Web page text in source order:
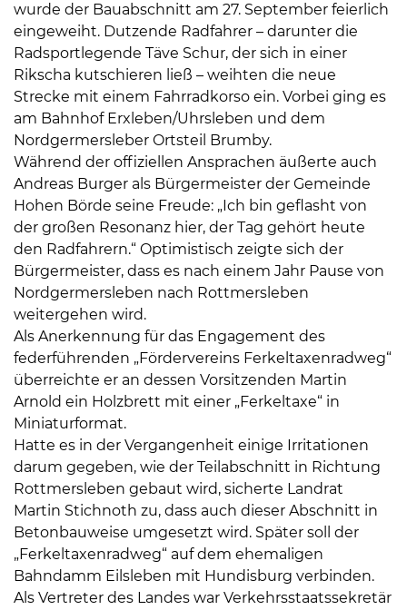
wurde der Bauabschnitt am 27. September feierlich
eingeweiht. Dutzende Radfahrer – darunter die
Radsportlegende Täve Schur, der sich in einer
Rikscha kutschieren ließ – weihten die neue
Strecke mit einem Fahrradkorso ein. Vorbei ging es
am Bahnhof Erxleben/Uhrsleben und dem
Nordgermersleber Ortsteil Brumby.
Während der offiziellen Ansprachen äußerte auch
Andreas Burger als Bürgermeister der Gemeinde
Hohen Börde seine Freude: „Ich bin geflasht von
der großen Resonanz hier, der Tag gehört heute
den Radfahrern.“ Optimistisch zeigte sich der
Bürgermeister, dass es nach einem Jahr Pause von
Nordgermersleben nach Rottmersleben
weitergehen wird.
Als Anerkennung für das Engagement des
federführenden „Fördervereins Ferkeltaxenradweg“
überreichte er an dessen Vorsitzenden Martin
Arnold ein Holzbrett mit einer „Ferkeltaxe“ in
Miniaturformat.
Hatte es in der Vergangenheit einige Irritationen
darum gegeben, wie der Teilabschnitt in Richtung
Rottmersleben gebaut wird, sicherte Landrat
Martin Stichnoth zu, dass auch dieser Abschnitt in
Betonbauweise umgesetzt wird. Später soll der
„Ferkeltaxenradweg“ auf dem ehemaligen
Bahndamm Eilsleben mit Hundisburg verbinden.
Als Vertreter des Landes war Verkehrsstaatssekretär